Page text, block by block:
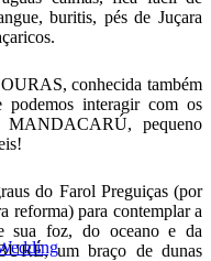
buritis, pés de Juçara
conhecida também
podemos interagir com os
MANDACARÚ, pequeno
do Farol Preguiças (por
reforma) para contemplar a
sua foz, do oceano e da
um braço de dunas